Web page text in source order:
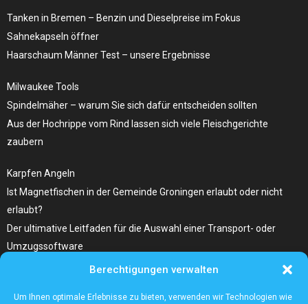
Berechtigungen verwalten
Um Ihnen optimale Erlebnisse zu bieten, verwenden wir Technologien wie
Tanken in Bremen – Benzin und Dieselpreise ​im Fokus
Sahnekapseln öffner
Haarschaum Männer Test – unsere Ergebnisse
Milwaukee Tools
Spindelmäher – warum Sie sich dafür entscheiden sollten
Aus der Hochrippe vom Rind lassen sich viele Fleischgerichte
zaubern
Karpfen Angeln
Ist Magnetfischen in der Gemeinde Groningen erlaubt oder nicht
erlaubt?
Der ultimative Leitfaden für die Auswahl einer Transport- oder
Umzugssoftware
Was Sie Über Infrarot Dörrautomat Wissen Sollten
Tolle Fotocollagen selber gestalten